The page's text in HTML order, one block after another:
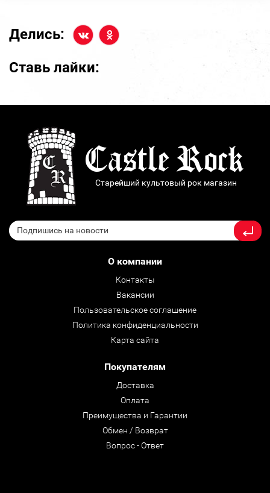
Делись:
Ставь лайки:
Старейший культовый рок магазин
О компании
Контакты
Вакансии
Пользовательское соглашение
Политика конфиденциальности
Карта сайта
Покупателям
Доставка
Оплата
Преимущества и Гарантии
Обмен / Возврат
Вопрос - Ответ